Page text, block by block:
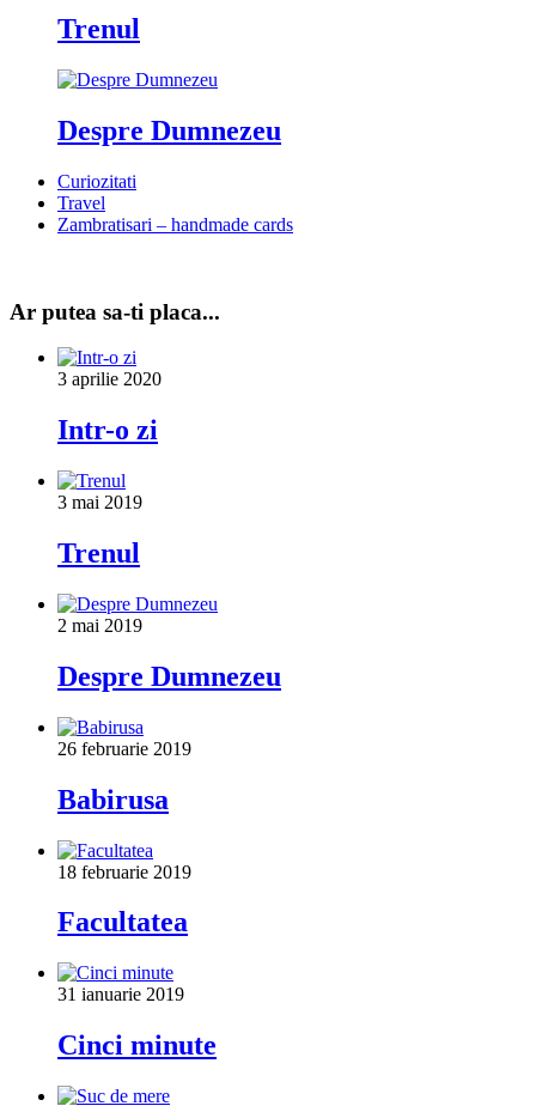
Trenul
Despre Dumnezeu
Curiozitati
Travel
Zambratisari – handmade cards
Ar putea sa-ti placa...
3 aprilie 2020
Intr-o zi
3 mai 2019
Trenul
2 mai 2019
Despre Dumnezeu
26 februarie 2019
Babirusa
18 februarie 2019
Facultatea
31 ianuarie 2019
Cinci minute